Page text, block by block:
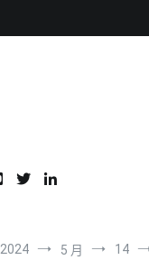
2024 5 月 14